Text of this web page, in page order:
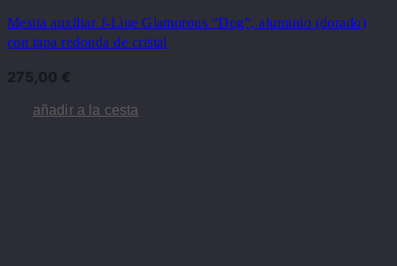
Mesita auxiliar J-Line Glamorous “Dog”, aluminio (dorado)
con tapa redonda de cristal
275,00 €
añadir a la cesta